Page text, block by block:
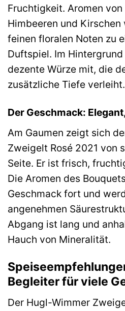
Fruchtigkeit. Aromen von
Himbeeren und
feinen floralen Noten zu
Duftspiel. Im
dezente Würze mit, die
zusätzliche Tiefe verleiht.
Der Geschmack:
Am Gaumen zeigt sich
Zweigelt Rosé 2021 von
Seite. Er ist frisch,
Die Aromen des
Geschmack fort und
angenehmen
Abgang ist lang und
Hauch von Mineralität.
Begleiter für viele
Der Hugl-Wimmer